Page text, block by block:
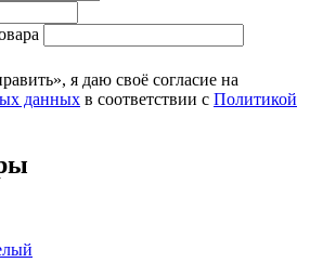
я даю своё согласие на
данных в соответствии с Политикой